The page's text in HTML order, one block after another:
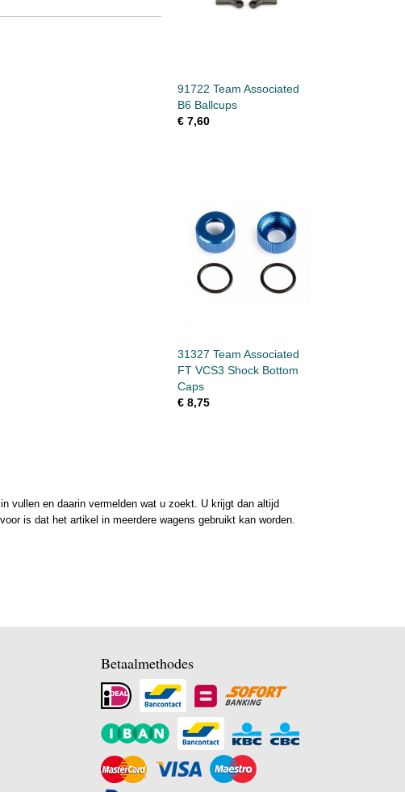
91722 Team Associated
B6 Ballcups
€ 7,60
31327 Team Associated
FT VCS3 Shock Bottom
Caps
€ 8,75
vullen en daarin vermelden wat u zoekt. U krijgt dan altijd
is dat het artikel in meerdere wagens gebruikt kan worden.
Betaalmethodes